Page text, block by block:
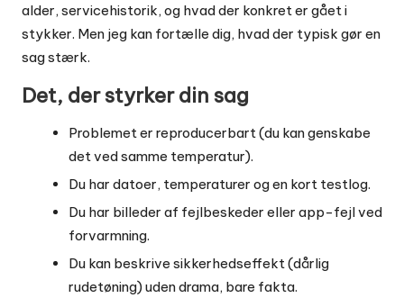
alder, servicehistorik, og hvad der konkret er gået i
stykker. Men jeg kan fortælle dig, hvad der typisk gør en
sag stærk.
Det, der styrker din sag
Problemet er reproducerbart (du kan genskabe
det ved samme temperatur).
Du har datoer, temperaturer og en kort testlog.
Du har billeder af fejlbeskeder eller app-fejl ved
forvarmning.
Du kan beskrive sikkerhedseffekt (dårlig
rudetøning) uden drama, bare fakta.